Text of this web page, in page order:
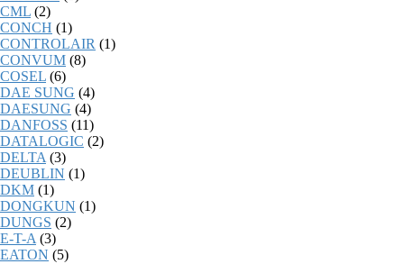
CML (2)
CONCH (1)
CONTROLAIR (1)
CONVUM (8)
COSEL (6)
DAE SUNG (4)
DAESUNG (4)
DANFOSS (11)
DATALOGIC (2)
DELTA (3)
DEUBLIN (1)
DKM (1)
DONGKUN (1)
DUNGS (2)
E-T-A (3)
EATON (5)